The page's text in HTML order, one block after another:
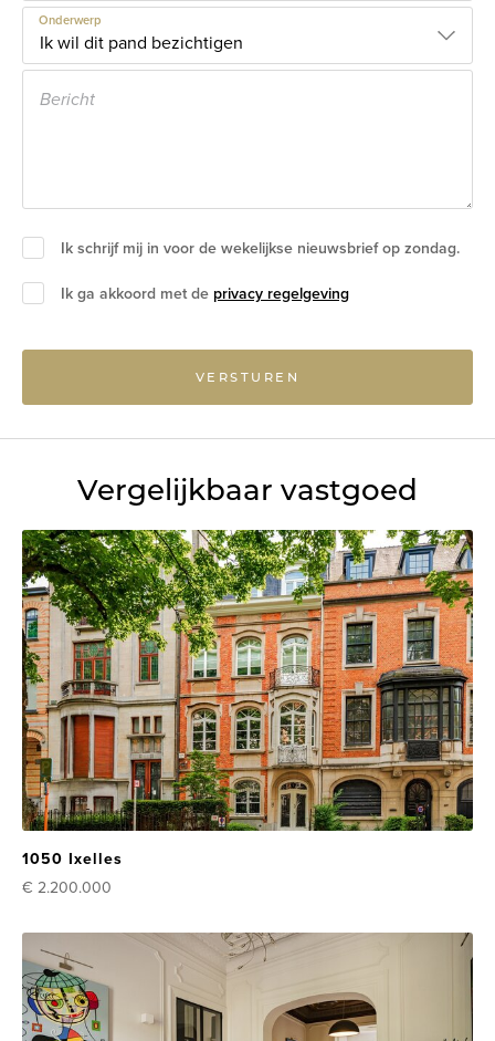
Onderwerp
Ik schrijf mij in voor de wekelijkse nieuwsbrief op zondag.
Ik ga akkoord met de privacy regelgeving
VERSTUREN
Vergelijkbaar vastgoed
1050 Ixelles
€ 2.200.000